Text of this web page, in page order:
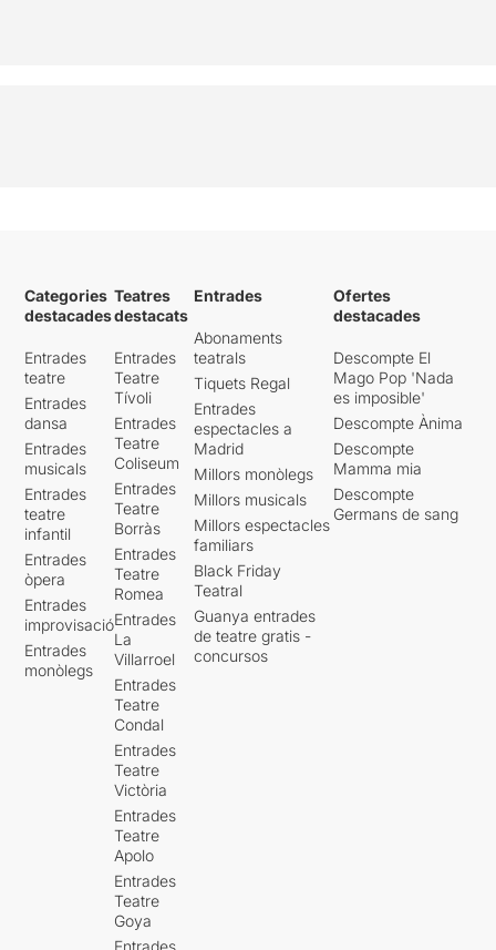
Categories
destacades
Entrades
teatre
Entrades
dansa
Entrades
musicals
Entrades
teatre
infantil
Entrades
òpera
Entrades
improvisació
Entrades
monòlegs
Teatres
destacats
Entrades
Teatre
Tívoli
Entrades
Teatre
Coliseum
Entrades
Teatre
Borràs
Entrades
Teatre
Romea
Entrades
La
Villarroel
Entrades
Teatre
Condal
Entrades
Teatre
Victòria
Entrades
Teatre
Apolo
Entrades
Teatre
Goya
Entrades
Abonaments
teatrals
Tiquets Regal
Entrades
espectacles a
Madrid
Millors monòlegs
Millors musicals
Millors espectacles
familiars
Black Friday
Teatral
Guanya entrades
de teatre gratis -
concursos
Ofertes
destacades
Descompte El
Mago Pop 'Nada
es imposible'
Descompte Ànima
Descompte
Mamma mia
Descompte
Germans de sang